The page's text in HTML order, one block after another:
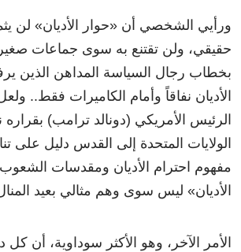
ورأيي الشخصي أن «حوار الأديان» لن
حقيقي، ولن تقتنع به سوى جماعات صغيرة.
بخطاب رجال السياسة المداهن الذين
الأديان نفاقاً وأمام الكاميرات فقط..
الرئيس الأمريكي (دونالد ترامب)
الولايات المتحدة إلى القدس دليل على
مفهوم احترام الأديان ومقدسات
الأديان» ليس سوى وهم مثالي بعيد
الأمر الآخر، وهو الأكثر سوداوية، أن